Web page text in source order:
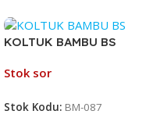
KOLTUK BAMBU BS
Stok sor
Stok Kodu: BM-087